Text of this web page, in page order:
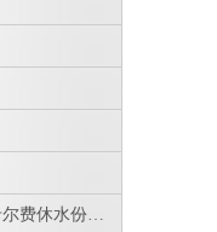
ZKF-1型自动卡尔费休水份测定仪